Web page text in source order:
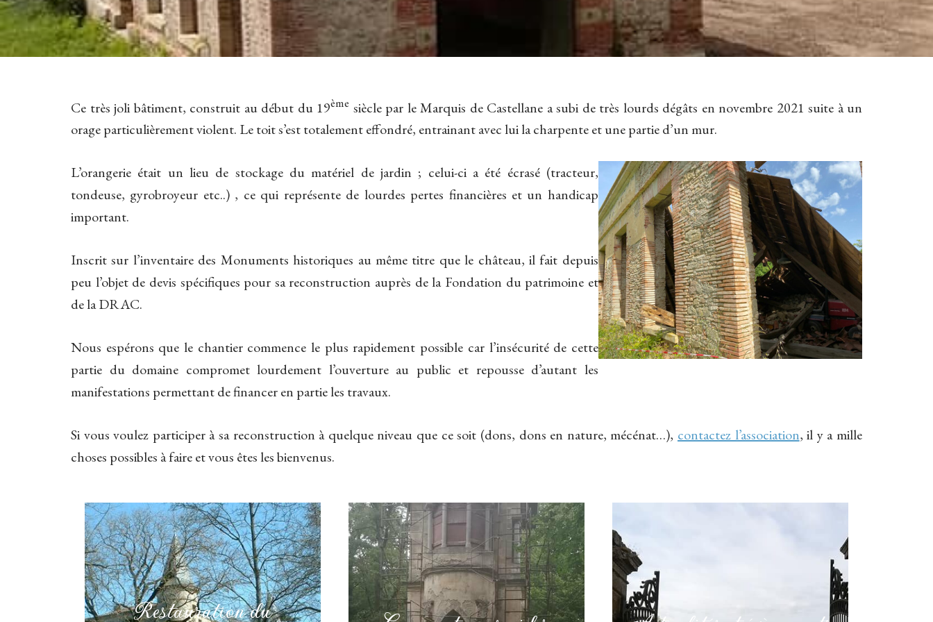
Ce très joli bâtiment, construit au début du 19ème siècle par le Marquis de Castellane a subi de très lourds dégâts en novembre 2021 suite à un
orage particulièrement violent. Le toit s’est totalement effondré, entrainant avec lui la charpente et une partie d’un mur.
L’orangerie était un lieu de stockage du matériel de jardin ; celui-ci a été écrasé (tracteur,
tondeuse, gyrobroyeur etc..) , ce qui représente de lourdes pertes financières et un handicap
important.
Inscrit sur l’inventaire des Monuments historiques au même titre que le château, il fait depuis
peu l’objet de devis spécifiques pour sa reconstruction auprès de la Fondation du patrimoine et
de la DRAC.
Nous espérons que le chantier commence le plus rapidement possible car l’insécurité de cette
partie du domaine compromet lourdement l’ouverture au public et repousse d’autant les
manifestations permettant de financer en partie les travaux.
Si vous voulez participer à sa reconstruction à quelque niveau que ce soit (dons, dons en nature, mécénat…), contactez l’association, il y a mille
choses possibles à faire et vous êtes les bienvenus.
Restauration du